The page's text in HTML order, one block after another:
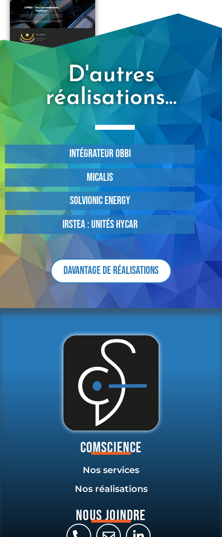
D'autres
réalisations...
Intégrateur OBBI
MICALIS
SOLVIONIC ENERGY
IRSTEA : Unités HYCAR
Davantage de réalisations
Comscience
Nos services
Nos réalisations
Nous joindre
Nous utilisons des cookies pour vous offrir la